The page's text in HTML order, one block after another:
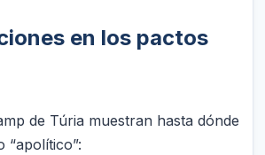
en los pactos
de Túria muestran hasta dónde
“apolítico”: